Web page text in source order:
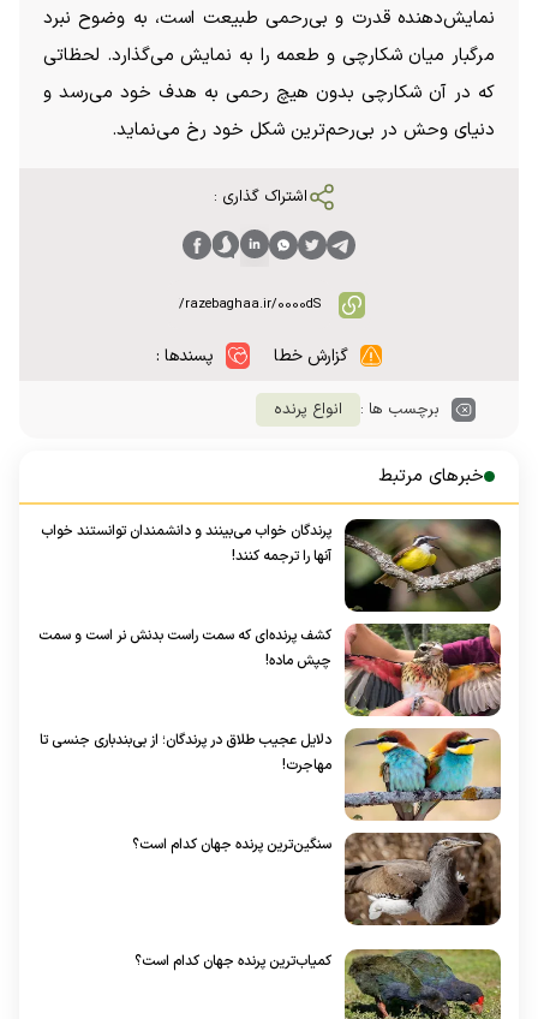
نمایش‌دهنده قدرت و بی‌رحمی طبیعت است، به وضوح نبرد
مرگبار میان شکارچی و طعمه را به نمایش می‌گذارد. لحظاتی
که در آن شکارچی بدون هیچ رحمی به هدف خود می‌رسد و
دنیای وحش در بی‌رحم‌ترین شکل خود رخ می‌نماید.
اشتراک گذاری :
گزارش خطا پسندها :
برچسب ها : انواع پرنده
خبرهای مرتبط
پرندگان خواب می‌بینند و دانشمندان توانستند خواب
آنها را ترجمه کنند!
کشف پرنده‌ای که سمت راست بدنش نر است و سمت
چپش ماده!
دلایل عجیب طلاق در پرندگان؛ از بی‌بندباری جنسی تا
مهاجرت!
سنگین‌ترین پرنده جهان کدام است؟
کمیاب‌ترین پرنده جهان کدام است؟